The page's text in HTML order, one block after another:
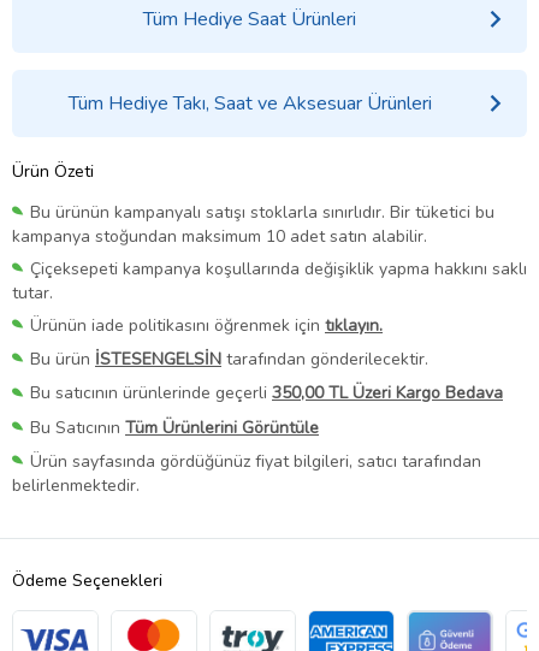
Tüm Hediye Saat Ürünleri
Tüm Hediye Takı, Saat ve Aksesuar Ürünleri
Ürün Özeti
Bu ürünün kampanyalı satışı stoklarla sınırlıdır. Bir tüketici bu
kampanya stoğundan maksimum 10 adet satın alabilir.
Çiçeksepeti kampanya koşullarında değişiklik yapma hakkını saklı
tutar.
Ürünün iade politikasını öğrenmek için tıklayın.
Bu ürün İSTESENGELSİN tarafından gönderilecektir.
Bu satıcının ürünlerinde geçerli 350,00 TL Üzeri Kargo Bedava
Bu Satıcının Tüm Ürünlerini Görüntüle
Ürün sayfasında gördüğünüz fiyat bilgileri, satıcı tarafından
belirlenmektedir.
Ödeme Seçenekleri